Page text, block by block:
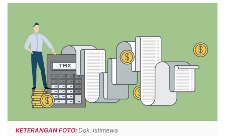
DAERAH NASIONAL
MANCA
INFORMASI
PRIVACY
POLICY
BERITA
WARGA
INFORMASI
IKLAN
KIRIM
TULISAN
PENGADUAN TERM
KETERANGAN FOTO: Dok. Istimewa